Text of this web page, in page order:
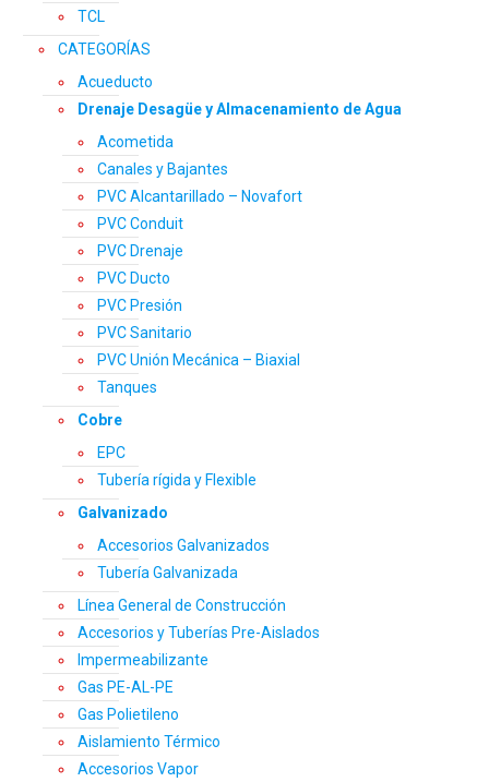
TCL
CATEGORÍAS
Acueducto
Drenaje Desagüe y Almacenamiento de Agua
Acometida
Canales y Bajantes
PVC Alcantarillado – Novafort
PVC Conduit
PVC Drenaje
PVC Ducto
PVC Presión
PVC Sanitario
PVC Unión Mecánica – Biaxial
Tanques
Cobre
EPC
Tubería rígida y Flexible
Galvanizado
Accesorios Galvanizados
Tubería Galvanizada
Línea General de Construcción
Accesorios y Tuberías Pre-Aislados
Impermeabilizante
Gas PE-AL-PE
Gas Polietileno
Aislamiento Térmico
Accesorios Vapor